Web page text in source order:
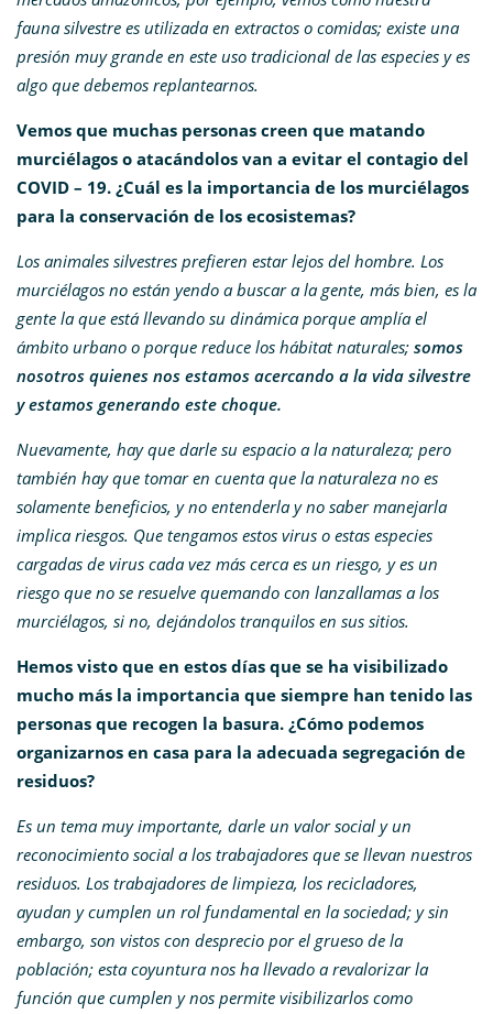
fauna silvestre es utilizada en extractos o comidas; existe una
presión muy grande en este uso tradicional de las especies y es
algo que debemos replantearnos.
Vemos que muchas personas creen que matando
murciélagos o atacándolos van a evitar el contagio del
COVID – 19. ¿Cuál es la importancia de los murciélagos
para la conservación de los ecosistemas?
Los animales silvestres prefieren estar lejos del hombre. Los
murciélagos no están yendo a buscar a la gente, más bien, es la
gente la que está llevando su dinámica porque amplía el
ámbito urbano o porque reduce los hábitat naturales; somos
nosotros quienes nos estamos acercando a la vida silvestre
y estamos generando este choque.
Nuevamente, hay que darle su espacio a la naturaleza; pero
también hay que tomar en cuenta que la naturaleza no es
solamente beneficios, y no entenderla y no saber manejarla
implica riesgos. Que tengamos estos virus o estas especies
cargadas de virus cada vez más cerca es un riesgo, y es un
riesgo que no se resuelve quemando con lanzallamas a los
murciélagos, si no, dejándolos tranquilos en sus sitios.
Hemos visto que en estos días que se ha visibilizado
mucho más la importancia que siempre han tenido las
personas que recogen la basura. ¿Cómo podemos
organizarnos en casa para la adecuada segregación de
residuos?
Es un tema muy importante, darle un valor social y un
reconocimiento social a los trabajadores que se llevan nuestros
residuos. Los trabajadores de limpieza, los recicladores,
ayudan y cumplen un rol fundamental en la sociedad; y sin
embargo, son vistos con desprecio por el grueso de la
población; esta coyuntura nos ha llevado a revalorizar la
función que cumplen y nos permite visibilizarlos como